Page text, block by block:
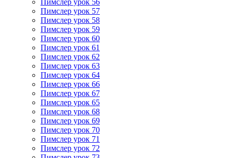
Пимслер урок 56
Пимслер урок 57
Пимслер урок 58
Пимслер урок 59
Пимслер урок 60
Пимслер урок 61
Пимслер урок 62
Пимслер урок 63
Пимслер урок 64
Пимслер урок 66
Пимслер урок 67
Пимслер урок 65
Пимслер урок 68
Пимслер урок 69
Пимслер урок 70
Пимслер урок 71
Пимслер урок 72